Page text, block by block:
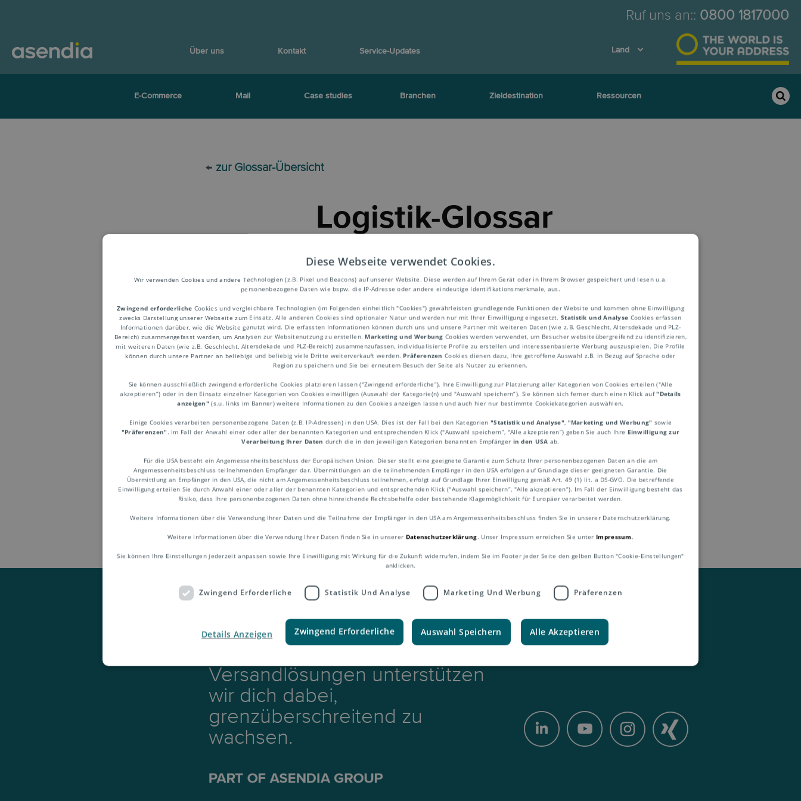
Ruf uns an:: 0800 1817000
Über uns Kontakt Service-Updates Land
E-Commerce Mail Case studies Branchen Zieldestination Ressourcen
← zur Glossar-Übersicht
Logistik-Glossar
Begriffserklärung
Sendungsstruktur
Art und Zusammensetzung von Sendungen. Eine regelmäßige Analyse
der Sendungsstruktur hilft Unternehmen bei der Optimierung ihrer
Logistikprozesse.
Mit unseren E-Commerce- und
Versandlösungen unterstützen
wir dich dabei,
grenzüberschreitend zu
wachsen.
Kontakt
Diese Webseite verwendet Cookies.
Wir verwenden Cookies und andere Technologien (z.B. Pixel und Beacons) auf unserer Website. Diese werden auf Ihrem Gerät oder in Ihrem Browser gespeichert und lesen u.a.
personenbezogene Daten wie bspw. die IP-Adresse oder andere eindeutige Identifikationsmerkmale, aus.
Zwingend erforderliche Cookies und vergleichbare Technologien (im Folgenden einheitlich "Cookies") gewährleisten grundlegende Funktionen der Website und kommen ohne Einwilligung
zwecks Darstellung unserer Webseite zum Einsatz. Alle anderen Cookies sind optionaler Natur und werden nur mit Ihrer Einwilligung eingesetzt.Statistik und Analyse Cookies erfassen
Informationen darüber, wie die Website genutzt wird. Die erfassten Informationen können durch uns und unsere Partner mit weiteren Daten (wie z.B. Geschlecht, Altersdekade und PLZ-
Bereich) zusammengefasst werden, um Analysen zur Websitenutzung zu erstellen. Marketing und Werbung Cookies werden verwendet, um Besucher websiteübergreifend zu identifizieren,
mit weiteren Daten (wie z.B. Geschlecht, Altersdekade und PLZ-Bereich) zusammenzufassen, individualisierte Profile zu erstellen und interessenbasierte Werbung auszuspielen. Die Profile
können durch unsere Partner an beliebige und beliebig viele Dritte weiterverkauft werden. Präferenzen Cookies dienen dazu, Ihre getroffene Auswahl z.B. in Bezug auf Sprache oder
Region zu speichern und Sie bei erneutem Besuch der Seite als Nutzer zu erkennen.
Sie können ausschließlich zwingend erforderliche Cookies platzieren lassen ("Zwingend erforderliche“), Ihre Einwilligung zur Platzierung aller Kategorien von Cookies erteilen ("Alle
akzeptieren“) oder in den Einsatz einzelner Kategorien von Cookies einwilligen (Auswahl der Kategorie(n) und "Auswahl speichern“). Sie können sich ferner durch einen Klick auf"Details
anzeigen" (s.u. links im Banner) weitere Informationen zu den Cookies anzeigen lassen und auch hier nur bestimmte Cookiekategorien auswählen.
Einige Cookies verarbeiten personenbezogene Daten (z.B. IP-Adressen) in den USA. Dies ist der Fall bei den Kategorien"Statistik und Analyse", "Marketing und Werbung" sowie
"Präferenzen" . Im Fall der Anwahl einer oder aller der benannten Kategorien und entsprechenden Klick ("Auswahl speichern“, "Alle akzeptieren“) geben Sie auch Ihre Einwilligung zur
Verarbeitung Ihrer Daten durch die in den jeweiligen Kategorien benannten Empfänger in den USA ab.
Für die USA besteht ein Angemessenheitsbeschluss der Europäischen Union. Dieser stellt eine geeignete Garantie zum Schutz Ihrer personenbezogenen Daten an die am
Angemessenheitsbeschluss teilnehmenden Empfänger dar. Übermittlungen an die teilnehmenden Empfänger in den USA erfolgen auf Grundlage dieser geeigneten Garantie. Die
Übermittlung an Empfänger in den USA, die nicht am Angemessenheitsbeschluss teilnehmen, erfolgt auf Grundlage Ihrer Einwilligung gemäß Art. 49 (1) lit. a DS-GVO. Die betreffende
Einwilligung erteilen Sie durch Anwahl einer oder aller der benannten Kategorien und entsprechenden Klick ("Auswahl speichern“, "Alle akzeptieren“). Im Fall der Einwilligung besteht das
Risiko, dass Ihre personenbezogenen Daten ohne hinreichende Rechtsbehelfe oder bestehende Klagemöglichkeit für Europäer verarbeitet werden.
Weitere Informationen über die Verwendung Ihrer Daten und die Teilnahme der Empfänger in den USA am Angemessenheitsbeschluss finden Sie in unserer Datenschutzerklärung.
Weitere Informationen über die Verwendung Ihrer Daten finden Sie in unserer Datenschutzerklärung. Unser Impressum erreichen Sie unterImpressum .
Sie können Ihre Einstellungen jederzeit anpassen sowie Ihre Einwilligung mit Wirkung für die Zukunft widerrufen, indem Sie im Footer jeder Seite den gelben Button "Cookie-Einstellungen"
anklicken.
Zwingend Erforderliche Statistik Und Analyse Marketing Und Werbung Präferenzen
Auswahl Speichern Alle Akzeptieren
Zwingend Erforderliche
Details Anzeigen